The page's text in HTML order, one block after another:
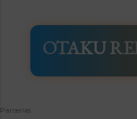
OTAKU
Parcerias